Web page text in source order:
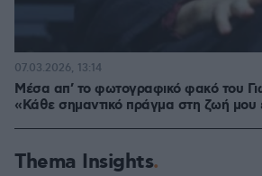
Μέσα απ’ το φωτογραφικό φακό του
«Κάθε σημαντικό πράγμα στη ζωή μου
07.03.2026, 13:14
Thema Insights